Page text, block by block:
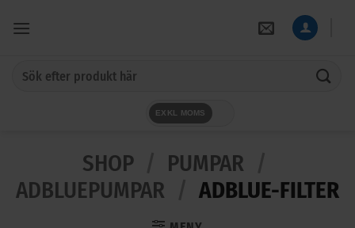
EXKL MOMS
SHOP PUMPAR
ADBLUEPUMPAR
ADBLUE-FILTER